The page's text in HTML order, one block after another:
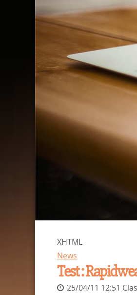
XHTML
News
Test :
25/04/11 12:51